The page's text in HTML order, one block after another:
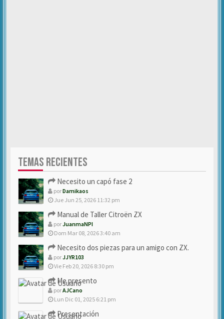
TEMAS RECIENTES
Necesito un capó fase 2
porDamikaos
Jue Jun 25, 2026 11:32 pm
Manual de Taller Citroën ZX
porJuanmaNPI
Dom Mar 08, 2026 3:40 am
Necesito dos piezas para un amigo con ZX.
porJJYR103
Vie Feb 20, 2026 8:30 pm
Me presento
porAJCano
Lun Dic 01, 2025 6:21 pm
Presentación